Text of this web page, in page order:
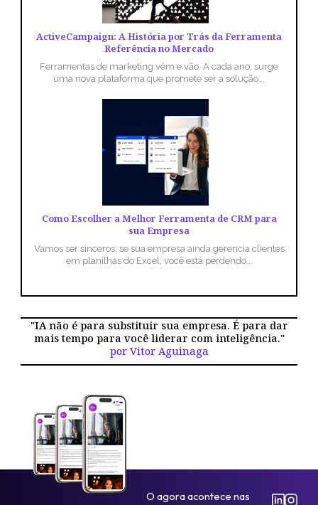
ActiveCampaign: A História por Trás da Ferramenta
Referência no Mercado
Ferramentas de marketing vêm e vão. A cada ano, surge
uma nova plataforma que promete ser a solução...
Como Escolher a Melhor Ferramenta de CRM para
sua Empresa
Vamos ser sinceros: se sua empresa ainda gerencia clientes
em planilhas do Excel, você está perdendo...
"IA não é para substituir sua empresa. É para dar
mais tempo para você liderar com inteligência."
por Vitor Aguinaga
O agora acontece nas